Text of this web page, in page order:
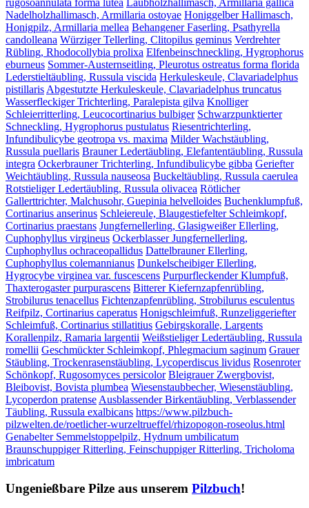
rugosoannulata forma lutea Laubholzhallimasch, Armillaria gallica
Nadelholzhallimasch, Armillaria ostoyae Honiggelber Hallimasch,
Honigpilz, Armillaria mellea Behangener Faserling, Psathyrella
candolleana Würziger Tellerling, Clitopilus geminus Verdrehter
Rübling, Rhodocollybia prolixa Elfenbeinschneckling, Hygrophorus
eburneus Sommer-Austernseitling, Pleurotus ostreatus forma florida
Lederstieltäubling, Russula viscida Herkuleskeule, Clavariadelphus
pistillarisAbgestutzte Herkuleskeule, Clavariadelphus truncatus
Wasserfleckiger Trichterling, Paralepista gilva Knolliger
Schleierritterling, Leucocortinarius bulbiger Schwarzpunktierter
Schneckling, Hygrophorus pustulatus Riesentrichterling,
Infundibulicybe geotropa vs. maxima Milder Wachstäubling,
Russula puellaris Brauner Ledertäubling, Elefantentäubling, Russula
integra Ockerbrauner Trichterling, Infundibulicybe gibba Geriefter
Weichtäubling, Russula nauseosa Buckeltäubling, Russula caerulea
Rotstieliger Ledertäubling, Russula olivacea Rötlicher
Gallerttrichter, Malchusohr, Guepinia helvelloides Buchenklumpfuß,
Cortinarius anserinus Schleiereule, Blaugestiefelter Schleimkopf,
Cortinarius praestans Jungfernellerling, Glasigweißer Ellerling,
Cuphophyllus virgineus Ockerblasser Jungfernellerling,
Cuphophyllus ochraceopallidus Dattelbrauner Ellerling,
Cuphophyllus colemannianus Dunkelscheibiger Ellerling,
Hygrocybe virginea var. fuscescens Purpurfleckender Klumpfuß,
Thaxterogaster purpurascens Bitterer Kiefernzapfenrübling,
Strobilurus tenacellus Fichtenzapfenrübling, Strobilurus esculentus
Reifpilz, Cortinarius caperatus Honigschleimfuß, Runzeliggeriefter
Schleimfuß, Cortinarius stillatitius Gebirgskoralle, Largents
Korallenpilz, Ramaria largentii Weißstieliger Ledertäubling, Russula
romellii Geschmückter Schleimkopf, Phlegmacium saginum Grauer
Stäubling, Trockenrasenstäubling, Lycoperdiscus lividus Rosenroter
Schönkopf, Rugosomyces persicolor Bleigrauer Zwergbovist,
Bleibovist, Bovista plumbea Wiesenstaubbecher, Wiesenstäubling,
Lycoperdon pratenseAusblassender Birkentäubling, Verblassender
Täubling, Russula exalbicans https://www.pilzbuch-
pilzwelten.de/roetlicher-wurzeltrueffel/rhizopogon-roseolus.html
Genabelter Semmelstoppelpilz, Hydnum umbilicatum
Braunschuppiger Ritterling, Feinschuppiger Ritterling, Tricholoma
imbricatum
Ungenießbare Pilze aus unserem Pilzbuch!